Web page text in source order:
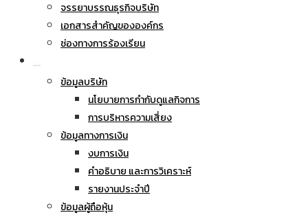
จรรยาบรรณธุรกิจบริษัท
เอกสารสำคัญขององค์กร
ช่องทางการร้องเรียน
ข้อมูลบริษัท
นโยบายการกำกับดูแลกิจการ
การบริหารความเสี่ยง
ข้อมูลทางการเงิน
งบการเงิน
คำอธิบาย และการวิเคราะห์
รายงานประจำปี
ข้อมูลผู้ถือหุ้น